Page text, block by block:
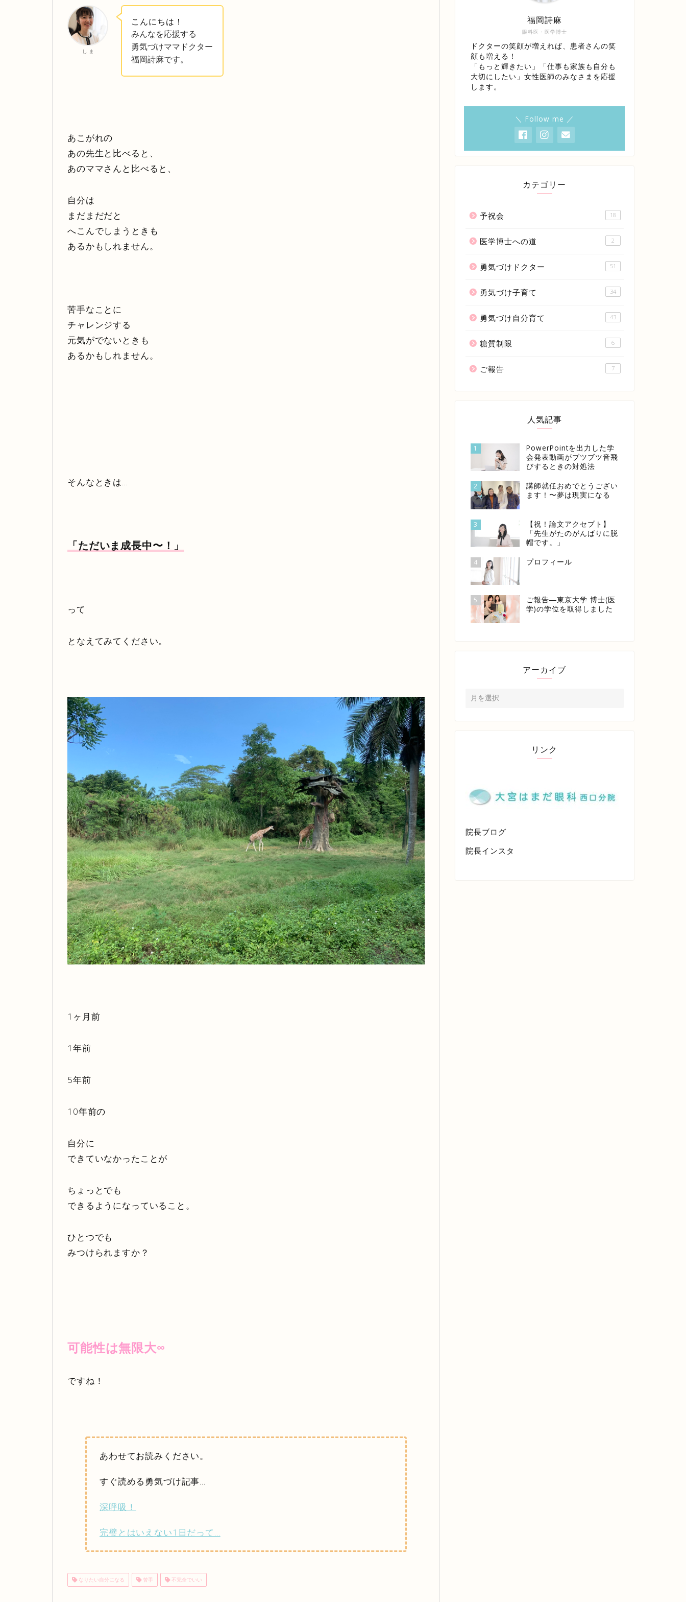
し ま
こんにちは！
みんなを応援する
勇気づけママドクター
福岡詩麻です。
あこがれの
あの先生と比べると、
あのママさんと比べると、
自分は
まだまだだと
へこんでしまうときも
あるかもしれません。
苦手なことに
チャレンジする
元気がでないときも
あるかもしれません。
そんなときは…
「ただいま成長中〜！」
って
となえてみてください。
1ヶ月前
1年前
5年前
10年前の
自分に
できていなかったことが
ちょっとでも
できるようになっていること。
ひとつでも
みつけられますか？
可能性は無限大∞
ですね！
あわせてお読みください。
すぐ読める勇気づけ記事…
深呼吸！
完璧とはいえない1日だって…
なりたい自分になる 苦手 不完全でいい
眼科医・医学博士
福岡詩麻
ドクターの笑顔が増えれば、患者さんの笑
顔も増える！
「もっと輝きたい」「仕事も家族も自分も
大切にしたい」女性医師のみなさまを応援
します。
＼ Follow me ／
カテゴリー
予祝会 18
医学博士への道 2
勇気づけドクター 51
勇気づけ子育て 34
勇気づけ自分育て 43
糖質制限 6
ご報告 7
人気記事
1
PowerPointを出力した学
会発表動画がブツブツ音飛
びするときの対処法
2
講師就任おめでとうござい
ます！〜夢は現実になる
3
【祝！論文アクセプト】
「先生がたのがんばりに脱
帽です。」
4 プロフィール
5
ご報告―東京大学 博士(医
学)の学位を取得しました
アーカイブ
リンク
院長ブログ
院長インスタ